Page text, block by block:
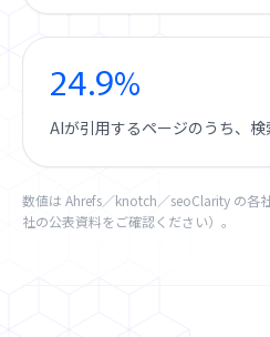
24.9%
AIが引用するページのうち、
数値は Ahrefs／knotch／seoClarity の各
社の公表資料をご確認ください）。